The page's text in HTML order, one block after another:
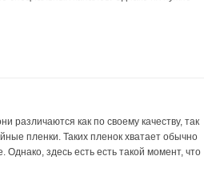
различаются как по своему качеству, так
пленки. Таких пленок хватает обычно
здесь есть есть такой момент, что